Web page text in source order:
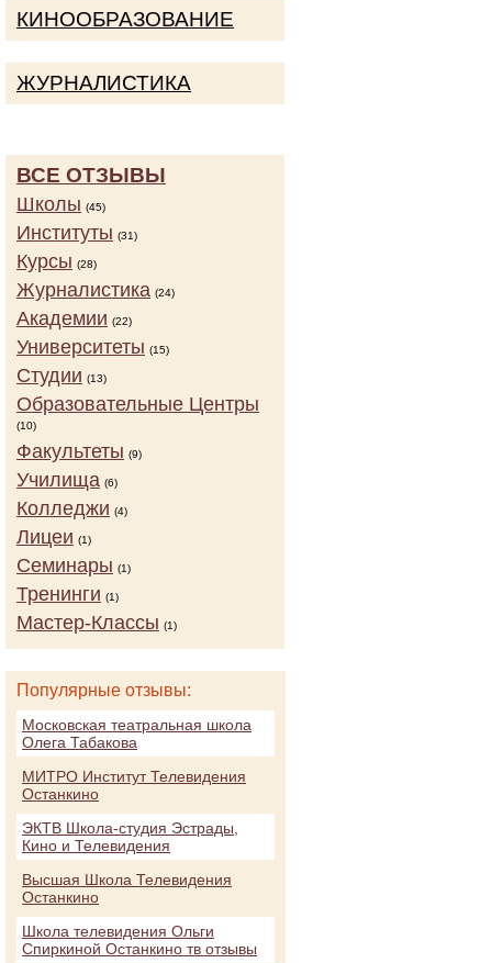
КИНООБРАЗОВАНИЕ
ЖУРНАЛИСТИКА
ВСЕ ОТЗЫВЫ
Школы (45)
Институты (31)
Курсы (28)
Журналистика (24)
Академии (22)
Университеты (15)
Студии (13)
Образовательные Центры
(10)
Факультеты (9)
Училища (6)
Колледжи (4)
Лицеи (1)
Семинары (1)
Тренинги (1)
Мастер-Классы (1)
Популярные отзывы:
Московская театральная школа
Олега Табакова
МИТРО Институт Телевидения
Останкино
ЭКТВ Школа-студия Эстрады,
Кино и Телевидения
Высшая Школа Телевидения
Останкино
Школа телевидения Ольги
Спиркиной Останкино тв отзывы